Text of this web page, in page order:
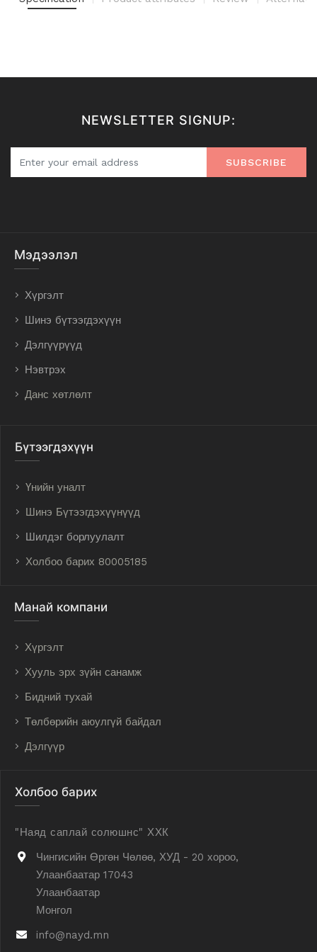
NEWSLETTER SIGNUP:
SUBSCRIBE
Мэдээлэл
Хүргэлт
Шинэ бүтээгдэхүүн
Дэлгүүрүүд
Нэвтрэх
Данс хөтлөлт
Бүтээгдэхүүн
Үнийн уналт
Шинэ Бүтээгдэхүүнүүд
Шилдэг борлуулалт
Холбоо барих 80005185
Манай компани
Хүргэлт
Хууль эрх зүйн санамж
Бидний тухай
Төлбөрийн аюулгүй байдал
Дэлгүүр
Холбоо барих
"Наяд саплай солюшнс" ХХК
Чингисийн Өргөн Чөлөө, ХУД - 20 хороо,
Улаанбаатар 17043
Улаанбаатар
Монгол
info@nayd.mn